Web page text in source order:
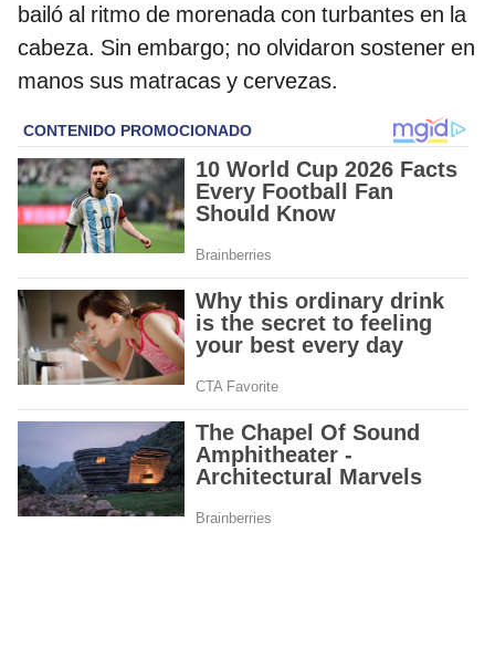
bailó al ritmo de morenada con turbantes en la
cabeza. Sin embargo; no olvidaron sostener en
manos sus matracas y cervezas.